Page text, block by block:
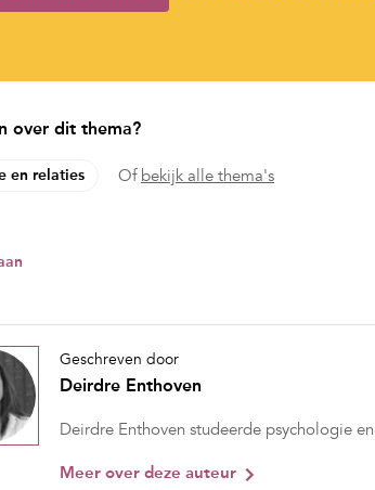
over dit thema?
en relaties Of bekijk alle thema's
Geschreven door
Deirdre Enthoven
Deirdre Enthoven studeerde psychologie
Meer over deze auteur